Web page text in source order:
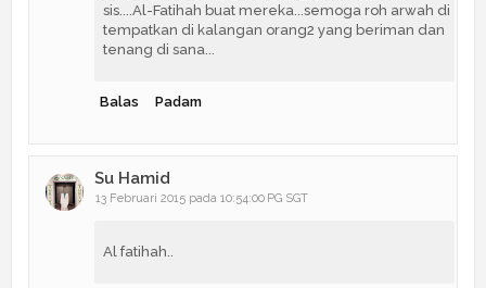
sis....Al-Fatihah buat mereka...semoga roh arwah di
tempatkan di kalangan orang2 yang beriman dan
tenang di sana...
Balas Padam
Su Hamid
13 Februari 2015 pada 10:54:00 PG SGT
Al fatihah..